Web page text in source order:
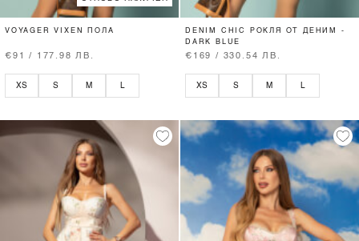
VOYAGER VIXEN ПОЛА
€91 / 177.98 ЛВ.
XS S M L
DENIM CHIC РОКЛЯ ОТ ДЕНИМ -
DARK BLUE
€169 / 330.54 ЛВ.
XS S M L